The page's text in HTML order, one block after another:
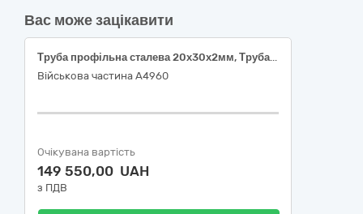
Вас може зацікавити
Труба профільна сталева 20х30х2мм, Труба профільна сталева 40х40х2мм, Сталева смуга 40х5, Кутник сталевий 32х32х3.
Військова частина А4960
Очікувана вартість
149 550,00 UAH
з ПДВ